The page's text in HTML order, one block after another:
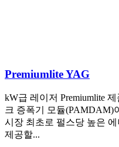
Premiumlite YAG
kW급 레이저 Premiumlite
크 증폭기 모듈(PAMDAM)
시장 최초로 펄스당 높은
제공할...